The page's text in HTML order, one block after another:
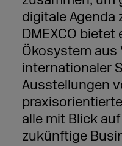
digitale Agenda
DMEXCO bietet
Ökosystem aus
internationaler
Ausstellungen
alle mit Blick
zukünftige